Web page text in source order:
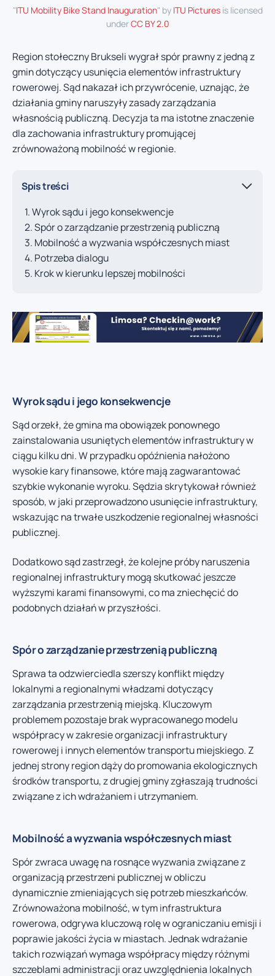
"ITU Mobility Bike Stand Inauguration" by ITU Picturesis licensed
underCC BY 2.0
Region stołeczny Brukseli wygrał spór prawny z jedną z
gmin dotyczący usunięcia elementów infrastruktury
rowerowej. Sąd nakazał ich przywrócenie, uznając, że
działania gminy naruszyły zasady zarządzania
własnością publiczną. Decyzja ta ma istotne znaczenie
dla zachowania infrastruktury promującej
zrównoważoną mobilność w regionie.
Spis treści
Wyrok sądu i jego konsekwencje
Spór o zarządzanie przestrzenią publiczną
Mobilność a wyzwania współczesnych miast
Potrzeba dialogu
Krok w kierunku lepszej mobilności
Wyrok sądu i jego konsekwencje
Sąd orzekł, że gmina ma obowiązek ponownego
zainstalowania usuniętych elementów infrastruktury w
ciągu kilku dni. W przypadku opóźnienia nałożono
wysokie kary finansowe, które mają zagwarantować
szybkie wykonanie wyroku. Sędzia skrytykował również
sposób, w jaki przeprowadzono usunięcie infrastruktury,
wskazując na trwałe uszkodzenie regionalnej własności
publicznej.
Dodatkowo sąd zastrzegł, że kolejne próby naruszenia
regionalnej infrastruktury mogą skutkować jeszcze
wyższymi karami finansowymi, co ma zniechęcić do
podobnych działań w przyszłości.
Spór o zarządzanie przestrzenią publiczną
Sprawa ta odzwierciedla szerszy konflikt między
lokalnymi a regionalnymi władzami dotyczący
zarządzania przestrzenią miejską. Kluczowym
problemem pozostaje brak wypracowanego modelu
współpracy w zakresie organizacji infrastruktury
rowerowej i innych elementów transportu miejskiego. Z
jednej strony region dąży do promowania ekologicznych
środków transportu, z drugiej gminy zgłaszają trudności
związane z ich wdrażaniem i utrzymaniem.
Mobilność a wyzwania współczesnych miast
Spór zwraca uwagę na rosnące wyzwania związane z
organizacją przestrzeni publicznej w obliczu
dynamicznie zmieniających się potrzeb mieszkańców.
Zrównoważona mobilność, w tym infrastruktura
rowerowa, odgrywa kluczową rolę w ograniczaniu emisji i
poprawie jakości życia w miastach. Jednak wdrażanie
takich rozwiązań wymaga współpracy między różnymi
szczeblami administracji oraz uwzględnienia lokalnych